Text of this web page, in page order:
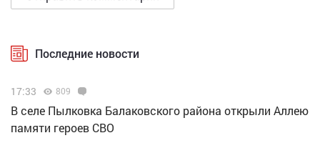
Последние новости
17:33 809
В селе Пылковка Балаковского района открыли Аллею
памяти героев СВО